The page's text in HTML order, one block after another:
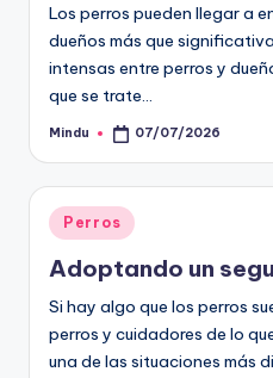
Los perros pueden llegar a
dueños más que
intensas entre perros y
que se trate…
Publicado
Mindu 07/07/2026
Publicado
en
Perros
Adoptando un
Si hay algo que los perros
perros y cuidadores de lo
una de las situaciones más